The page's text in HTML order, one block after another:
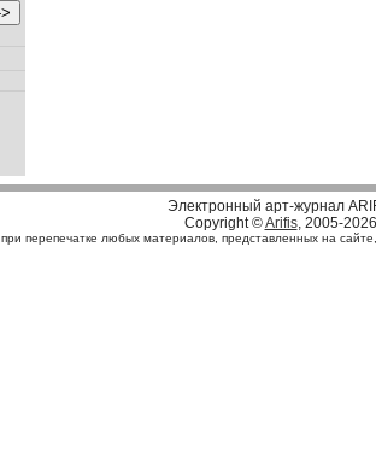
Электронный арт-журнал
Copyright ©Arifis, 2005-2026
при перепечатке любых материалов, представленных на